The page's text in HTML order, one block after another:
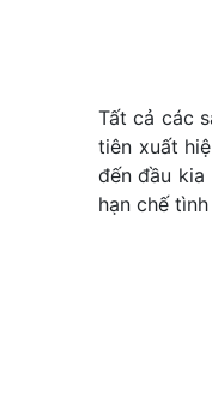
Tất cả các
tiên xuất
đến đầu
hạn chế